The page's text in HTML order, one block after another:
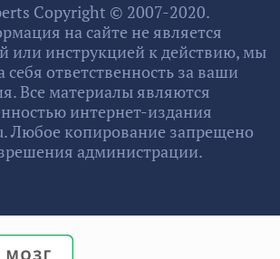
Copyright © 2007-2020.
на сайте не является
или инструкцией к действию, мы
себя ответственность за ваши
Все материалы являются
интернет-издания
Любое копирование запрещено
администрации.